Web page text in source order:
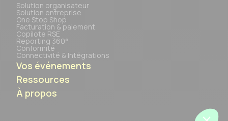
Solution organisateur
Solution entreprise
One Stop Shop
Facturation & paiement
Copilote RSE
Reporting 360°
Conformité
Connectivité & Intégrations
Vos événements
Ressources
À propos